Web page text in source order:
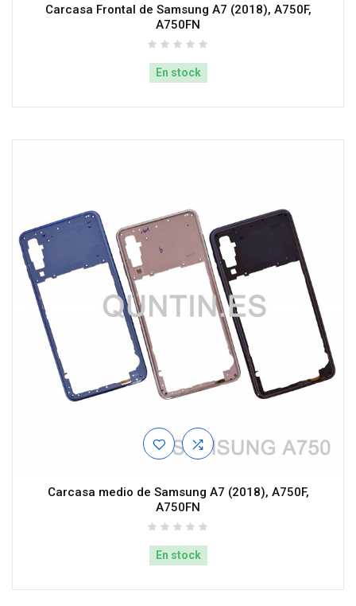
Carcasa Frontal de Samsung A7 (2018), A750F,
A750FN
En stock
Carcasa medio de Samsung A7 (2018), A750F,
A750FN
En stock